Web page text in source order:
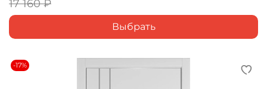
17 160 ₽
Выбрать
-17%